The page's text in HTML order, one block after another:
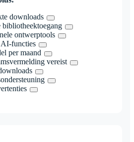
downloads
bibliotheektoegang
ontwerptools
functies
per maand
vereist